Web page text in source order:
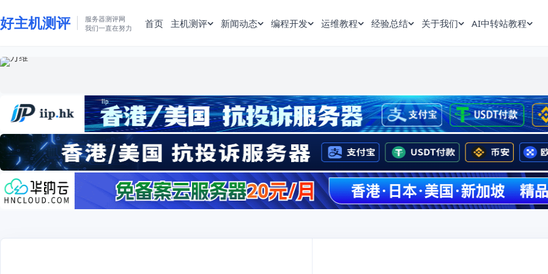
好主机测评
服务器测评网
我们一直在努力
首页 主机测评 新闻动态 编程开发 运维教程 经验总结 关于我们 AI中转站教程